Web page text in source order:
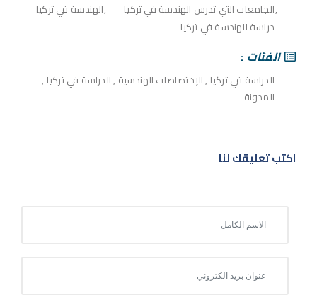
الجامعات التي تدرس الهندسة في تركيا
الهندسة في تركيا
دراسة الهندسة في تركيا
الفئات
الدراسة في تركيا ,الإختصاصات الهندسية ,الدراسة في تركيا ,
المدونة
اكتب تعليقك لنا